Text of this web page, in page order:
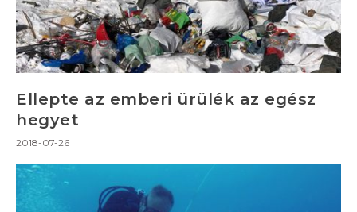
Ellepte az emberi ürülék az egész
hegyet
2018-07-26